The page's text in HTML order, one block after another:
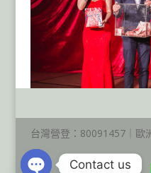
台灣營登：80091457｜歐
Contact us